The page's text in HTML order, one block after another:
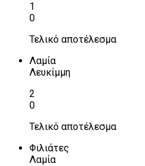
1
0
Τελικό αποτέλεσμα
Λαμία
Λευκίμμη
2
0
Τελικό αποτέλεσμα
Φιλιάτες
Λαμία